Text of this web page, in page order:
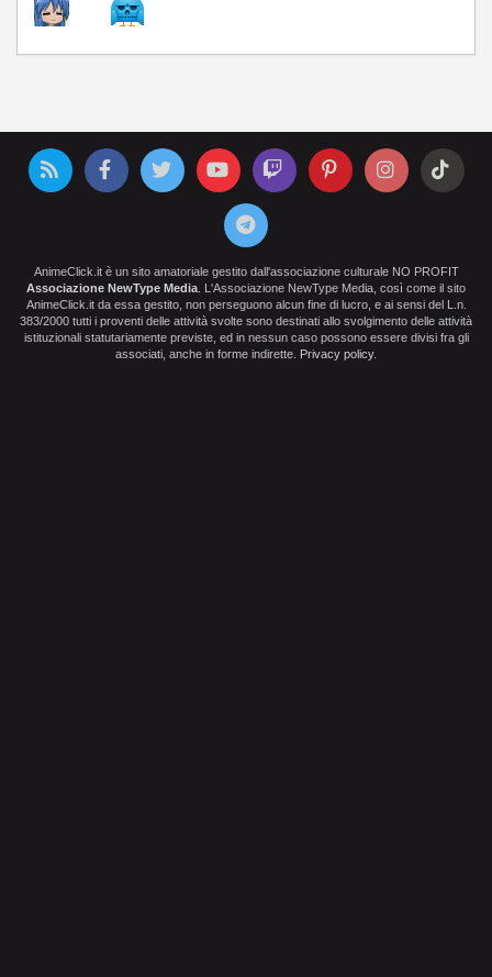
AnimeClick.it è un sito amatoriale gestito dall'associazione culturale NO PROFIT
Associazione NewType Media . L'Associazione NewType Media, così come il sito
AnimeClick.it da essa gestito, non perseguono alcun fine di lucro, e ai sensi del L.n.
383/2000 tutti i proventi delle attività svolte sono destinati allo svolgimento delle attività
istituzionali statutariamente previste, ed in nessun caso possono essere divisi fra gli
associati, anche in forme indirette. Privacy policy.